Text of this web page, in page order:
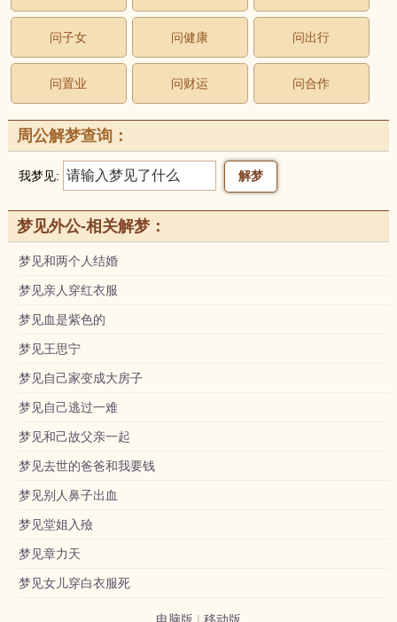
问子女 问健康 问出行
问置业 问财运 问合作
周公解梦查询：
我梦见:
梦见外公-相关解梦：
梦见和两个人结婚
梦见亲人穿红衣服
梦见血是紫色的
梦见王思宁
梦见自己家变成大房子
梦见自己逃过一难
梦见和己故父亲一起
梦见去世的爸爸和我要钱
梦见别人鼻子出血
梦见堂姐入殮
梦见章力天
梦见女儿穿白衣服死